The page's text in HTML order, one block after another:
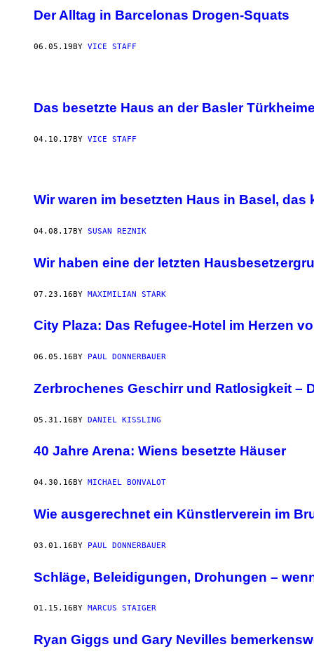
Der Alltag in Barcelonas Drogen-Squats
06.05.19 BY VICE STAFF
Das besetzte Haus an der Basler
04.10.17BY VICE STAFF
Wir waren im besetzten Haus in Basel,
04.08.17 BY SUSAN REZNIK
Wir haben eine der letzten
07.23.16BY MAXIMILIAN STARK
City Plaza: Das Refugee-Hotel im Herzen
06.05.16 BY PAUL DONNERBAUER
Zerbrochenes Geschirr und Ratlosigkeit –
05.31.16BY DANIEL KISSLING
40 Jahre Arena: Wiens besetzte Häuser
04.30.16 BY MICHAEL BONVALOT
Wie ausgerechnet ein Künstlerverein im
03.01.16BY PAUL DONNERBAUER
Schläge, Beleidigungen, Drohungen –
01.15.16 BY MARCUS STAIGER
Ryan Giggs und Gary Nevilles